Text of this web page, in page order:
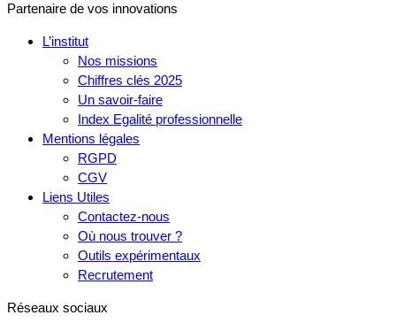
Partenaire de vos innovations
L’institut
Nos missions
Chiffres clés 2025
Un savoir-faire
Index Egalité professionnelle
Mentions légales
RGPD
CGV
Liens Utiles
Contactez-nous
Où nous trouver ?
Outils expérimentaux
Recrutement
Réseaux sociaux